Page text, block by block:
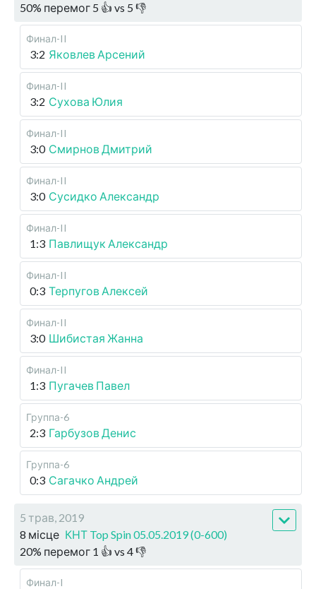
50% перемог 5 👍 vs 5 👎
Финал-II
3:2 Яковлев Арсений
Финал-II
3:2 Сухова Юлия
Финал-II
3:0 Смирнов Дмитрий
Финал-II
3:0 Сусидко Александр
Финал-II
1:3 Павлищук Александр
Финал-II
0:3 Терпугов Алексей
Финал-II
3:0 Шибистая Жанна
Финал-II
1:3 Пугачев Павел
Группа-6
2:3 Гарбузов Денис
Группа-6
0:3 Сагачко Андрей
5 трав, 2019
8 місце КНТ Top Spin 05.05.2019 (0-600)
20% перемог 1 👍 vs 4👎
Финал-I